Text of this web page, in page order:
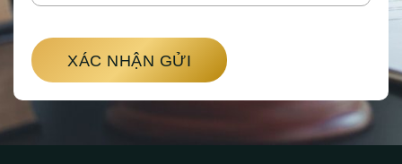
XÁC NHẬN GỬI